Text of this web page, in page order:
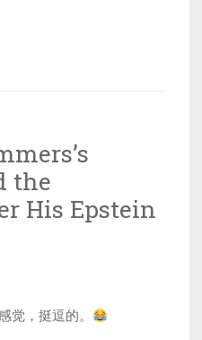
the
His Epstein
觉，挺逗的。